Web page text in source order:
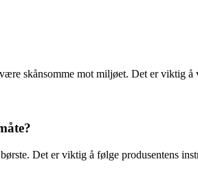
skånsomme mot miljøet. Det er viktig
Det er viktig å følge produsentens